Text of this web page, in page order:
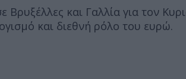
Βρυξέλλες και Γαλλία για τον
και διεθνή ρόλο του ευρώ.